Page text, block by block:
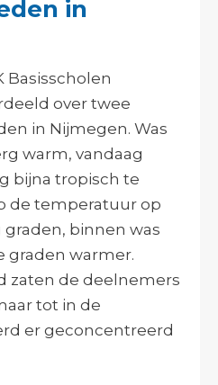
in
Basisscholen
over twee
in Nijmegen. Was
warm, vandaag
bijna tropisch te
de temperatuur op
binnen was
graden warmer.
zaten de deelnemers
tot in de
er geconcentreerd